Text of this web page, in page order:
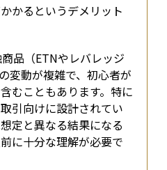
かるというデメリット
品（ETNやレバレッジ
変動が複雑で、初心者が
むこともあります。特に
引向けに設計されてい
定と異なる結果になる
に十分な理解が必要で